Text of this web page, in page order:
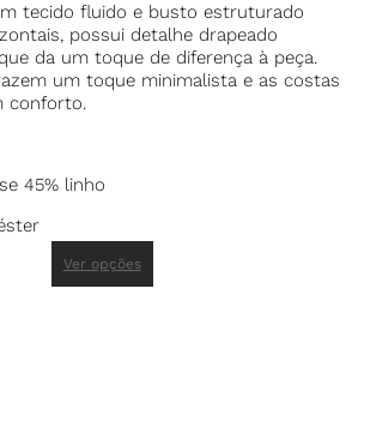
tecido fluido e busto estruturado
possui detalhe drapeado
da um toque de diferença à peça.
um toque minimalista e as costas
conforto.
45% linho
Ver opções